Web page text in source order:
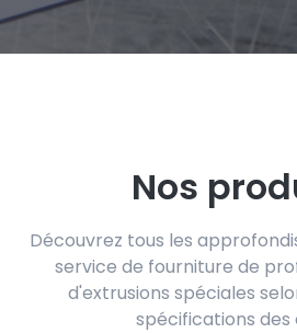
Nos
Découvrez tous les
service de fourniture de
d'extrusions spéciales
spécifications des